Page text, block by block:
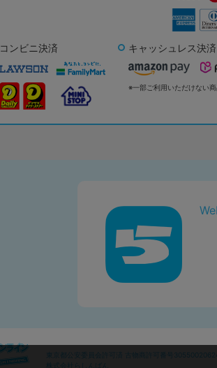
コンビニ決済 キャッシュレス決済
※一部ご利用いただけない商
東京都公安委員会許可済 古物商許可番号
株式会社らしんばん